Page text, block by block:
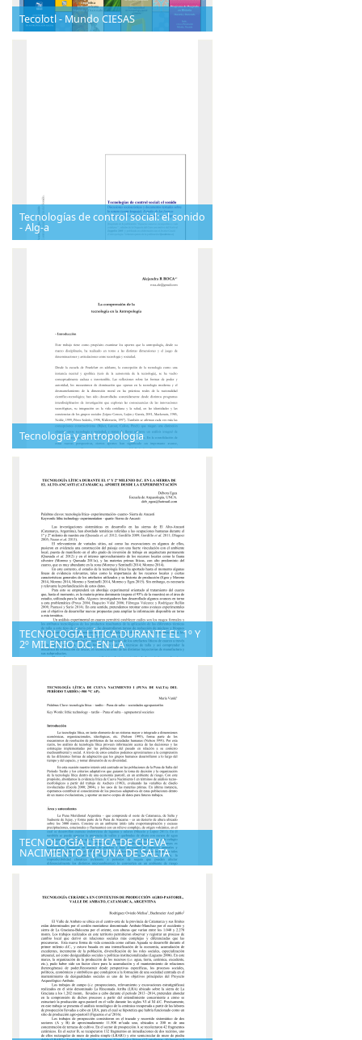
Tecolotl - Mundo CIESAS
Tecnologías de control social: el sonido
- Alg-a
Tecnología y antropología
TECNOLOGÍA LÍTICA DURANTE EL 1º Y
2º MILENIO D.C. EN LA
TECNOLOGÍA LÍTICA DE CUEVA
NACIMIENTO I (PUNA DE SALTA